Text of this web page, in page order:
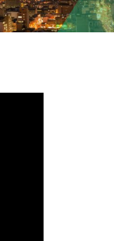
al corazón